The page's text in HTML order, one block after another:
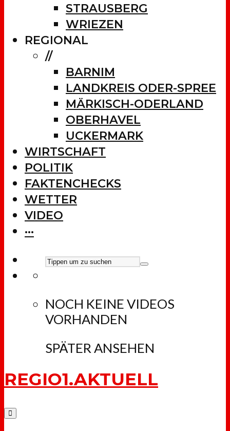
STRAUSBERG
WRIEZEN
REGIONAL
//
BARNIM
LANDKREIS ODER-SPREE
MÄRKISCH-ODERLAND
OBERHAVEL
UCKERMARK
WIRTSCHAFT
POLITIK
FAKTENCHECKS
WETTER
VIDEO
···
NOCH KEINE VIDEOS
VORHANDEN
SPÄTER ANSEHEN
REGIO1.AKTUELL